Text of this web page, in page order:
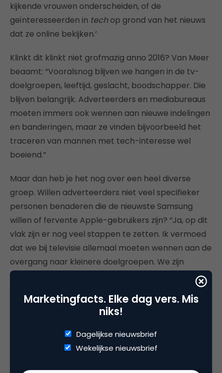
kijkende vrouwen onderscheiden, of de
geïnteresseerden in techop grond van het nieuws
dat ze online bekijken.’
Klinkt dit klinkt niet grofmazig anno 2016? Van Meer
beaamt: “Vooralsnog blijven we hangen in de tv-
doelgroepen, leeftijd, geslacht, boodschapper. Die
blijven belangrijk. Adverteerders en mediabureaus
moeten immers ook wennen aan nieuwe indelingen
en banderingen, maar ze vinden bijvoorbeeld het
traceren van mannen met tech-interesse wel
boeiend.”
Maar dan heb je het nog over een heel diverse
groep. Willen adverteerders niet veel specifieker
personen benaderen die de nieuwste Samsung
willen of fervente Apple-gebruikers zijn? “Ja, op dit
vlak zijn er nog veel stappen te zetten. Ik vermoed
dat we bij televisie allemaal moeten wennen aan de
overgang naar kleinere doelgroepen. We zijn
gewend te denken in honderdduizenden kijkers.”
Hokjesman spelen
hebben hele mooie modellen draaien om leeftijd en
geslacht te voorspellen. En het is leuk om uit het
brede ecosysteem heel veel profielen te distilleren.
Marketingfacts. Elke dag vers. Mis
niks!
Dagelijkse nieuwsbrief
Wekelijkse nieuwsbrief